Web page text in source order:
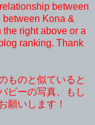
between
between Kona &
right above or a
ranking. Thank
ものと似ていると
ピーの写真、もし
願いします！